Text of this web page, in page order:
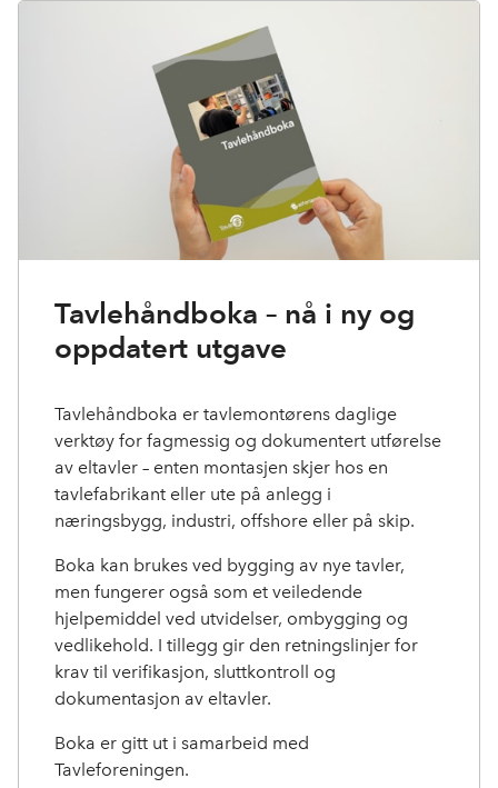
Tavlehåndboka – nå i ny og
oppdatert utgave
Tavlehåndboka er tavlemontørens daglige
verktøy for fagmessig og dokumentert utførelse
av eltavler – enten montasjen skjer hos en
tavlefabrikant eller ute på anlegg i
næringsbygg, industri, offshore eller på skip.
Boka kan brukes ved bygging av nye tavler,
men fungerer også som et veiledende
hjelpemiddel ved utvidelser, ombygging og
vedlikehold. I tillegg gir den retningslinjer for
krav til verifikasjon, sluttkontroll og
dokumentasjon av eltavler.
Boka er gitt ut i samarbeid med
Tavleforeningen.